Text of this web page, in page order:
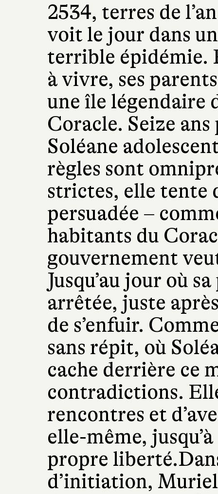
2534, terres de
voit le jour dans
terrible épidémie.
à vivre, ses
une île légendaire
Coracle. Seize
Soléane
règles sont
strictes, elle tente
persuadée –
habitants du
gouvernement
Jusqu’au jour où
arrêtée, juste
de s’enfuir.
sans répit, où
cache derrière ce
contradictions.
rencontres et
elle-même,
propre
d’initiation,